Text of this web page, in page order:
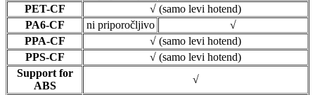
PET-CF
√ (samo levi hotend)
PA6-CF
ni priporočljivo
√
PPA-CF
√ (samo levi hotend)
PPS-CF
√ (samo levi hotend)
Support for
ABS
√